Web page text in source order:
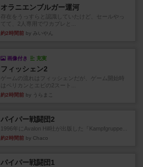
オラニエンブルガー運河
存在をうっすらと認識していたけど、セールやっ
てて、2人専用でワカプレと...
約2時間前 by みいやん
画像付き 充実
フィッシェン2
ゲームの流れはフィッシェンだが、ゲーム開始時
はペリカンとエビの2スート...
約2時間前 by うらまこ
パイパー戦闘団2
1996年にAvalon Hill社が出版した『Kampfgruppe...
約2時間前 by Chaco
パイパー戦闘団1